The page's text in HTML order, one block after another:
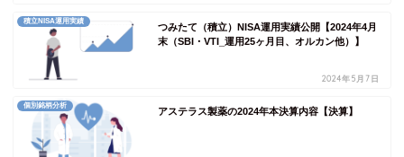
積立NISA運用実績
つみたて（積立）NISA運用実績公開【2024年4月
末（SBI・VTI_運用25ヶ月目、オルカン他）】
2024年5月7日
個別銘柄分析
アステラス製薬の2024年本決算内容【決算】